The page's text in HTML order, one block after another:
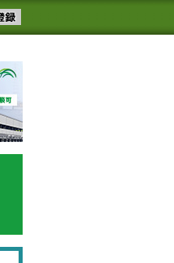
スメール配信を登録す